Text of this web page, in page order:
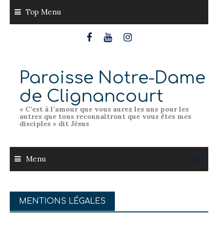
content
Top Menu
Paroisse Notre-Dame
de Clignancourt
« C’est à l’amour que vous aurez les uns pour les
autres que tous reconnaîtront que vous êtes mes
disciples » dit Jésus
Menu
MENTIONS LÉGALES